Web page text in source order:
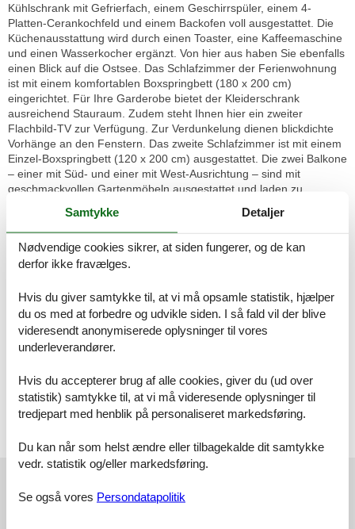
Kühlschrank mit Gefrierfach, einem Geschirrspüler, einem 4-
Platten-Cerankochfeld und einem Backofen voll ausgestattet. Die
Küchenausstattung wird durch einen Toaster, eine Kaffeemaschine
und einen Wasserkocher ergänzt. Von hier aus haben Sie ebenfalls
einen Blick auf die Ostsee. Das Schlafzimmer der Ferienwohnung
ist mit einem komfortablen Boxspringbett (180 x 200 cm)
eingerichtet. Für Ihre Garderobe bietet der Kleiderschrank
ausreichend Stauraum. Zudem steht Ihnen hier ein zweiter
Flachbild-TV zur Verfügung. Zur Verdunkelung dienen blickdichte
Vorhänge an den Fenstern. Das zweite Schlafzimmer ist mit einem
Einzel-Boxspringbett (120 x 200 cm) ausgestattet. Die zwei Balkone
– einer mit Süd- und einer mit West-Ausrichtung – sind mit
geschmackvollen Gartenmöbeln ausgestattet und laden zu
Dusche verfügt über einen großzügigen Waschtisch und einen
Föhn. In der Wohnung ist ein hochwertiger Designbelag verlegt.
Die Fußbodenheizung in allen Wohnräumen sorgt für wohlige
Wärme. Ihr Auto können Sie in der Tiefgarage (max. Höhe: 1,70 m,
parken. Ihre mitgebrachten oder ausgeliehenen Fahrräder können
Sie im Fahrradabstellraum sicher unterstellen.
Schlafzimmer, 2 Personen
Verdunklungsvorhänge, Kleiderschrank
Schlafzimmer, 1 Person
Verdunklungsvorhänge, Kleiderschrank
Eksterne anmeldelser
Vores gæsteanmeldelserEksterne anmeldelser
Samtykke Detaljer
Nødvendige cookies sikrer, at siden fungerer, og de kan
derfor ikke fravælges.
Hvis du giver samtykke til, at vi må opsamle statistik, hjælper
du os med at forbedre og udvikle siden. I så fald vil der blive
videresendt anonymiserede oplysninger til vores
underleverandører.
Hvis du accepterer brug af alle cookies, giver du (ud over
statistik) samtykke til, at vi må videresende oplysninger til
tredjepart med henblik på personaliseret markedsføring.
Du kan når som helst ændre eller tilbagekalde dit samtykke
vedr. statistik og/eller markedsføring.
Se også vores Persondatapolitik